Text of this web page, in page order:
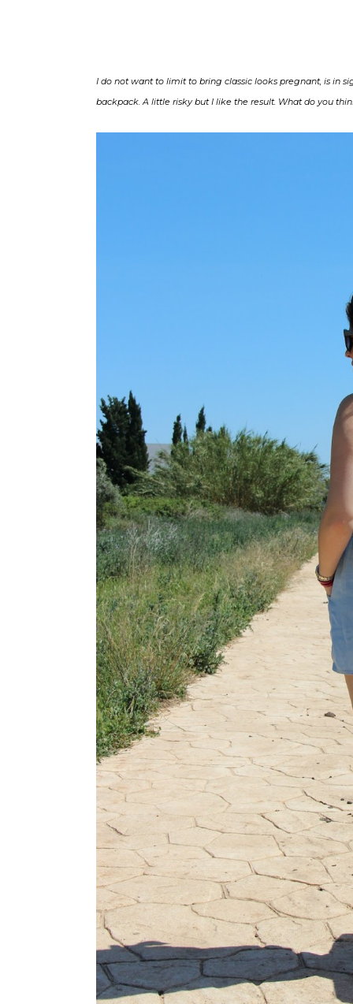
I do not want to limit to bring classic looks pregnant, is in
backpack. A little risky but I like the result. What do you